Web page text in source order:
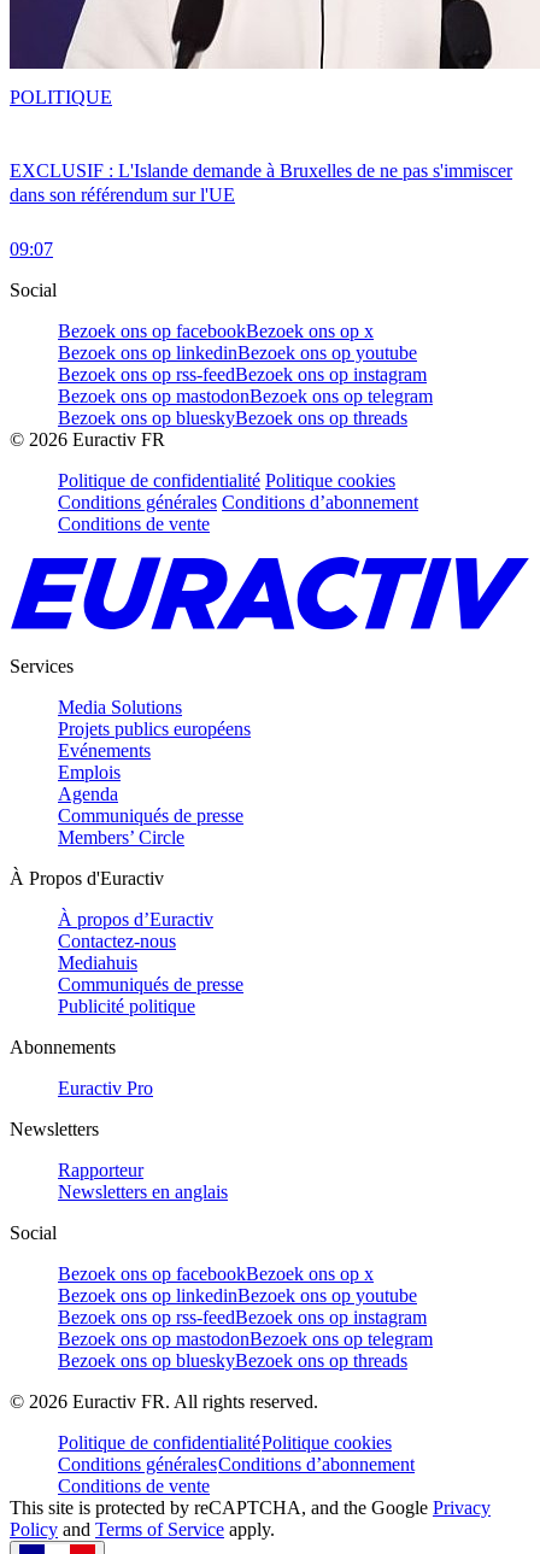
EXCLUSIF : L'Islande demande à Bruxelles de ne pas s'immiscer
dans son référendum sur l'UE
09:07
POLITIQUE
Social
Bezoek ons op facebookBezoek ons op x
Bezoek ons op linkedinBezoek ons op youtube
Bezoek ons op rss-feedBezoek ons op instagram
Bezoek ons op mastodonBezoek ons op telegram
Bezoek ons op blueskyBezoek ons op threads
© 2026 Euractiv FR
Politique de confidentialité Politique cookies
Conditions générales Conditions d’abonnement
Conditions de vente
Services
Media Solutions
Projets publics européens
Evénements
Emplois
Agenda
Communiqués de presse
Members’ Circle
À Propos d'Euractiv
À propos d’Euractiv
Contactez-nous
Mediahuis
Communiqués de presse
Publicité politique
Abonnements
Euractiv Pro
Newsletters
Rapporteur
Newsletters en anglais
Social
Bezoek ons op facebookBezoek ons op x
Bezoek ons op linkedinBezoek ons op youtube
Bezoek ons op rss-feedBezoek ons op instagram
Bezoek ons op mastodonBezoek ons op telegram
Bezoek ons op blueskyBezoek ons op threads
© 2026 Euractiv FR. All rights reserved.
Politique de confidentialitéPolitique cookies
Conditions généralesConditions d’abonnement
Conditions de vente
This site is protected by reCAPTCHA, and the Google Privacy
Policy and Terms of Service apply.